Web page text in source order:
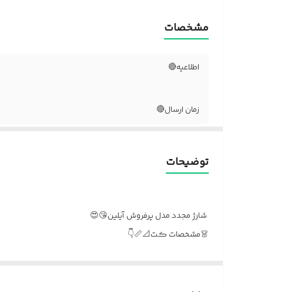
مشخصات
اطلاعیه🔴
زمان ارسال🔴
توضیحات
شارژ مجدد مدل پرفروش آیلین😘😍
👗مشخصات کت📐📏👇